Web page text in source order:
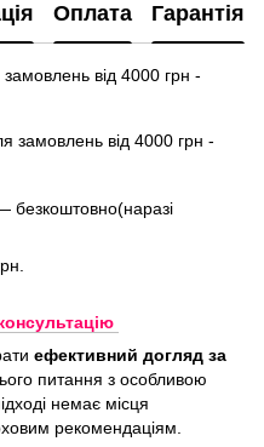
Оплата Гарантія
від 4000 грн -
замовлень від 4000 грн -
безкоштовно(наразі
ефективний догляд за
питання з особливою
немає місця
рекомендаціям.